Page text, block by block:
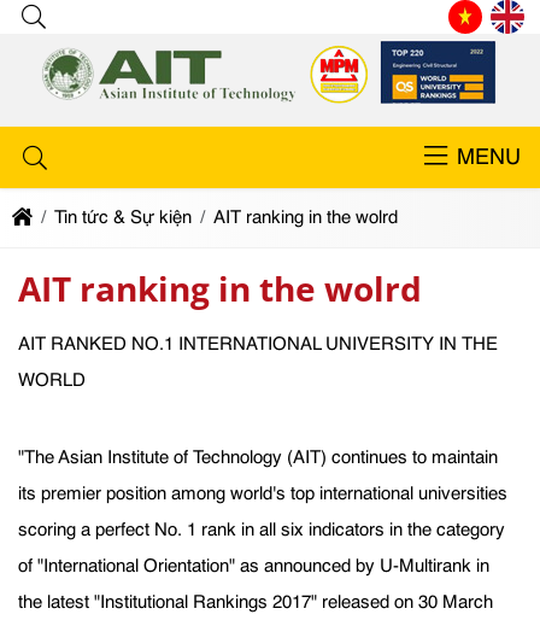
MENU
Tin tức & Sự kiện AIT ranking in the wolrd
AIT ranking in the wolrd
AIT RANKED NO.1 INTERNATIONAL UNIVERSITY IN THE
WORLD
"The Asian Institute of Technology (AIT) continues to maintain
its premier position among world's top international universities
scoring a perfect No. 1 rank in all six indicators in the category
of "International Orientation" as announced by U-Multirank in
the latest "Institutional Rankings 2017" released on 30 March